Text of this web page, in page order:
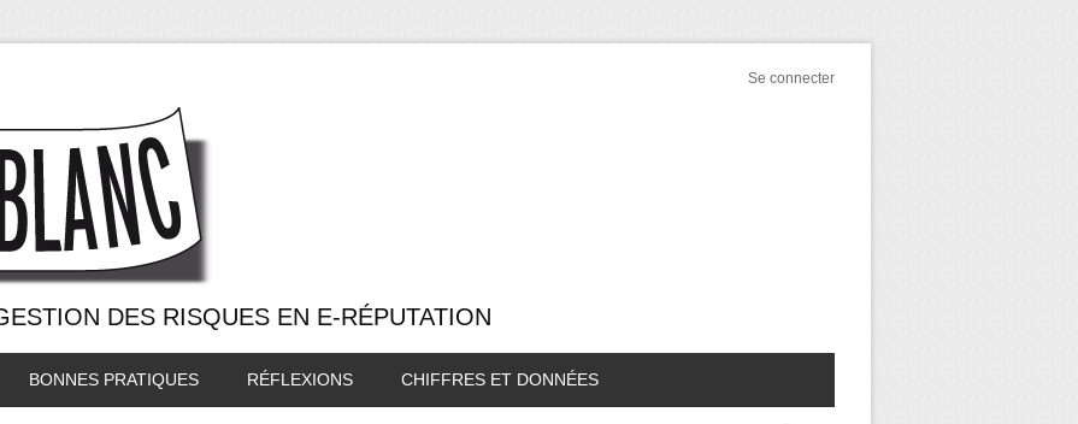
DES RISQUES EN E-RÉPUTATION
Se connecter
BONNES PRATIQUES RÉFLEXIONS CHIFFRES ET DONNÉES